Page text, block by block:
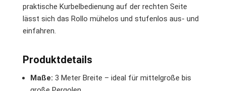
praktische Kurbelbedienung auf der rechten Seite
lässt sich das Rollo mühelos und stufenlos aus- und
einfahren.
Produktdetails
Maße: 3 Meter Breite – ideal für mittelgroße bis